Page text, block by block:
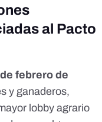
al Pacto
febrero de
y ganaderos,
lobby agrario